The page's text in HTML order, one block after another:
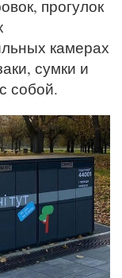
прогулок
камерах
сумки и
собой.